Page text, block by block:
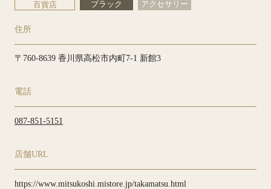
百貨店 ブラック アクセサリー
住所
〒760-8639 香川県高松市内町7-1 新館3
電話
087-851-5151
店舗URL
https://www.mitsukoshi.mistore.jp/takamatsu.html